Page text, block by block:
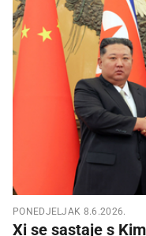
PONEDJELJAK 8.6.2026.
Xi se sastaje s